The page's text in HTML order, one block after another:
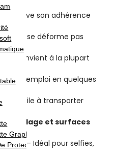
Retrouve son adhérence
– Ne se déforme pas
– Convient à la plupart
à l’emploi en quelques
– Facile à transporter
carrelage et surfaces
– Idéal pour selfies,
Graphique
Protection Pour